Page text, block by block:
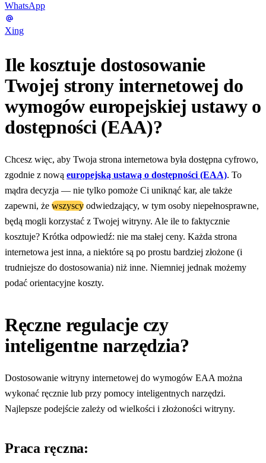
WhatsApp
Xing
Ile kosztuje dostosowanie
Twojej strony internetowej do
wymogów europejskiej ustawy o
dostępności (EAA)?
Chcesz więc, aby Twoja strona internetowa była dostępna cyfrowo,
zgodnie z nową europejską ustawą o dostępności (EAA). To
mądra decyzja — nie tylko pomoże Ci uniknąć kar, ale także
zapewni, że wszyscy odwiedzający, w tym osoby niepełnosprawne,
będą mogli korzystać z Twojej witryny. Ale ile to faktycznie
kosztuje? Krótka odpowiedź: nie ma stałej ceny. Każda strona
internetowa jest inna, a niektóre są po prostu bardziej złożone (i
trudniejsze do dostosowania) niż inne. Niemniej jednak możemy
podać orientacyjne koszty.
Ręczne regulacje czy
inteligentne narzędzia?
Dostosowanie witryny internetowej do wymogów EAA można
wykonać ręcznie lub przy pomocy inteligentnych narzędzi.
Najlepsze podejście zależy od wielkości i złożoności witryny.
Praca ręczna: